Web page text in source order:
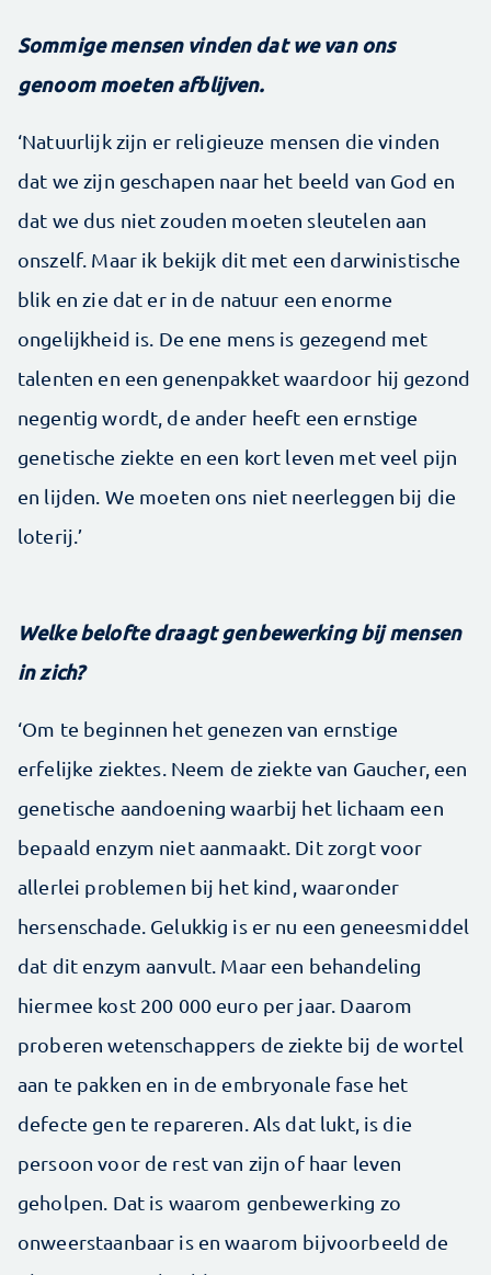
Sommige mensen vinden dat we van ons
genoom moeten afblijven.
‘Natuurlijk zijn er religieuze mensen die vinden
dat we zijn geschapen naar het beeld van God en
dat we dus niet zouden moeten sleutelen aan
onszelf. Maar ik bekijk dit met een darwinistische
blik en zie dat er in de natuur een enorme
ongelijkheid is. De ene mens is gezegend met
talenten en een genenpakket waardoor hij gezond
negentig wordt, de ander heeft een ernstige
genetische ziekte en een kort leven met veel pijn
en lijden. We moeten ons niet neerleggen bij die
loterij.’
Welke belofte draagt genbewerking bij mensen
in zich?
‘Om te beginnen het genezen van ernstige
erfelijke ziektes. Neem de ziekte van Gaucher, een
genetische aandoening waarbij het lichaam een
bepaald enzym niet aanmaakt. Dit zorgt voor
allerlei problemen bij het kind, waaronder
hersenschade. Gelukkig is er nu een geneesmiddel
dat dit enzym aanvult. Maar een behandeling
hiermee kost 200 000 euro per jaar. Daarom
proberen wetenschappers de ziekte bij de wortel
aan te pakken en in de embryonale fase het
defecte gen te repareren. Als dat lukt, is die
persoon voor de rest van zijn of haar leven
geholpen. Dat is waarom genbewerking zo
onweerstaanbaar is en waarom bijvoorbeeld de